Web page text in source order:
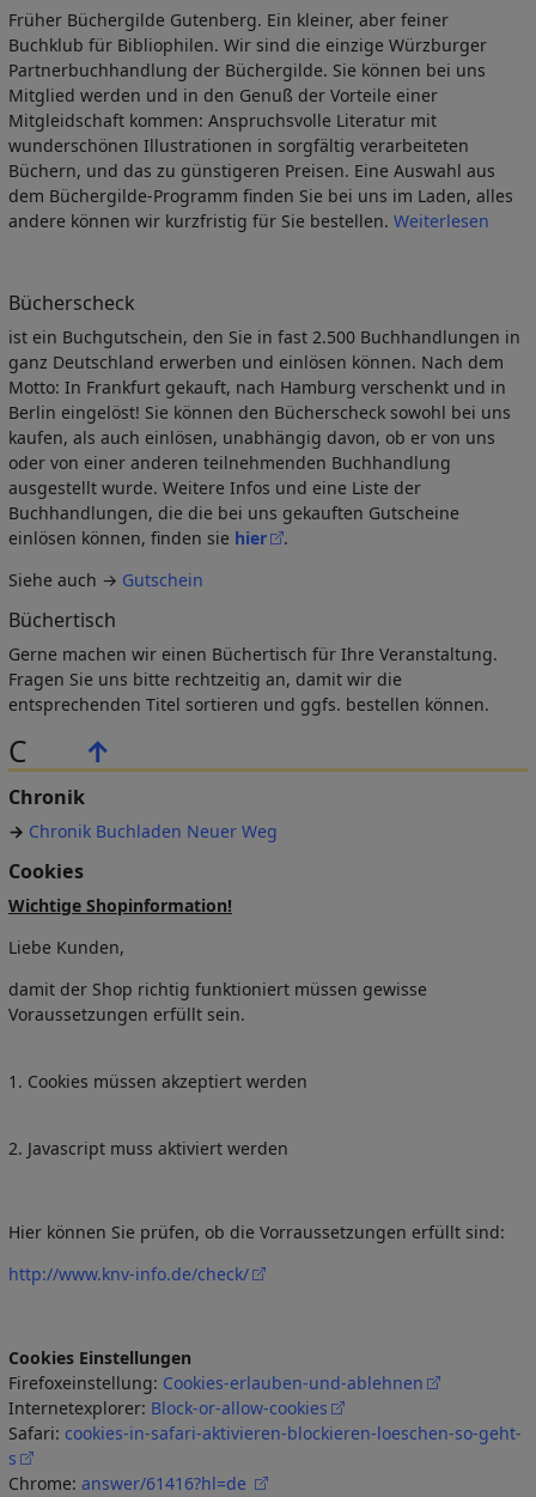
Früher Büchergilde Gutenberg. Ein kleiner, aber feiner
Buchklub für Bibliophilen. Wir sind die einzige Würzburger
Partnerbuchhandlung der Büchergilde. Sie können bei uns
Mitglied werden und in den Genuß der Vorteile einer
Mitgleidschaft kommen: Anspruchsvolle Literatur mit
wunderschönen Illustrationen in sorgfältig verarbeiteten
Büchern, und das zu günstigeren Preisen. Eine Auswahl aus
dem Büchergilde-Programm finden Sie bei uns im Laden, alles
andere können wir kurzfristig für Sie bestellen. Weiterlesen
Bücherscheck
ist ein Buchgutschein, den Sie in fast 2.500 Buchhandlungen in
ganz Deutschland erwerben und einlösen können. Nach dem
Motto: In Frankfurt gekauft, nach Hamburg verschenkt und in
Berlin eingelöst! Sie können den Bücherscheck sowohl bei uns
kaufen, als auch einlösen, unabhängig davon, ob er von uns
oder von einer anderen teilnehmenden Buchhandlung
ausgestellt wurde. Weitere Infos und eine Liste der
Buchhandlungen, die die bei uns gekauften Gutscheine
einlösen können, finden sie hier
.
Siehe auch → Gutschein
Büchertisch
Gerne machen wir einen Büchertisch für Ihre Veranstaltung.
Fragen Sie uns bitte rechtzeitig an, damit wir die
entsprechenden Titel sortieren und ggfs. bestellen können.
C ↑
Chronik
→ Chronik Buchladen Neuer Weg
Cookies
Wichtige Shopinformation!
Liebe Kunden,
damit der Shop richtig funktioniert müssen gewisse
Voraussetzungen erfüllt sein.
1. Cookies müssen akzeptiert werden
2. Javascript muss aktiviert werden
Hier können Sie prüfen, ob die Vorraussetzungen erfüllt sind:
http://www.knv-info.de/check/
Cookies Einstellungen
Firefoxeinstellung: Cookies-erlauben-und-ablehnen
Internetexplorer: Block-or-allow-cookies
Safari: cookies-in-safari-aktivieren-blockieren-loeschen-so-geht-
s
Chrome: answer/61416?hl=de